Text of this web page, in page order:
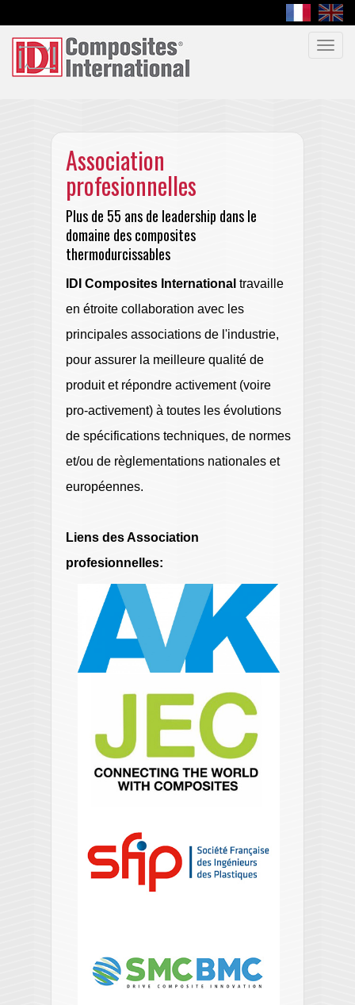
Association
profesionnelles
Plus de 55 ans de leadership dans le
domaine des composites
thermodurcissables
IDI Composites International travaille
en étroite collaboration avec les
principales associations de l'industrie,
pour assurer la meilleure qualité de
produit et répondre activement (voire
pro-activement) à toutes les évolutions
de spécifications techniques, de normes
et/ou de règlementations nationales et
européennes.
Liens des Association
profesionnelles: